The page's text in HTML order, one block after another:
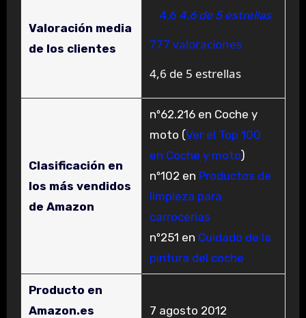
Valoración media
de los clientes
4,6 4,6 de 5 estrellas
777 valoraciones
4,6 de 5 estrellas
Clasificación en
los más vendidos
de Amazon
nº62.216 en Coche y
moto (Ver el Top 100
en Coche y moto)
nº102 en Productos de
limpieza para
carrocerías
nº251 en Cuidado de la
pintura del coche
Producto en
Amazon.es
7 agosto 2012